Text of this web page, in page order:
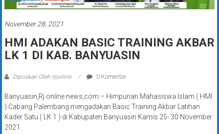
November 28, 2021
HMI ADAKAN BASIC TRAINING AKBAR
LK 1 DI KAB. BANYUASIN
Diposkan Oleh:rjonline 0 Komentar
Banyuasin,Rj online news,com – Himpunan Mahasiswa Islam ( HMI
) Cabang Palembang mengadakan Basic Training Akbar Latihan
Kader Satu ( LK 1 ) di Kabupaten Banyuasin Kamis 25- 30 November
2021.